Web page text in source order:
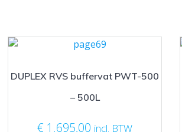
DUPLEX RVS buffervat PWT-500
– 500L
€ 1.695,00 incl. BTW